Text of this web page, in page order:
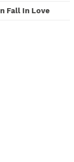
Fall In Love